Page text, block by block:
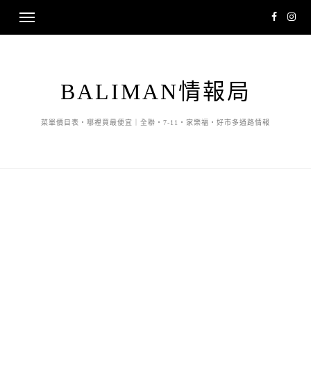
BALIMAN情報局
菜單價目表・哪裡買最便宜｜全聯・7-11・家樂福・好市多通路情報